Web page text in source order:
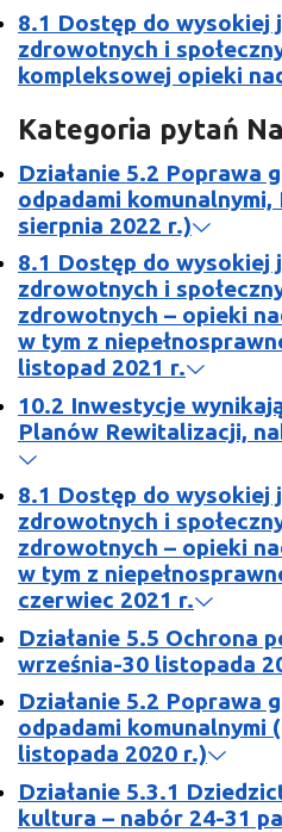
8.1 Dostęp do wysokiej
zdrowotnych i
kompleksowej opieki
Kategoria pytań
Działanie 5.2 Poprawa
odpadami komunalnymi,
sierpnia 2022 r.)
8.1 Dostęp do wysokiej
zdrowotnych i
zdrowotnych – opieki
w tym z
listopad 2021 r.
10.2 Inwestycje
Planów Rewitalizacji,
8.1 Dostęp do wysokiej
zdrowotnych i
zdrowotnych – opieki
w tym z
czerwiec 2021 r.
Działanie 5.5 Ochrona
września-30 listopada
Działanie 5.2 Poprawa
odpadami komunalnymi
listopada 2020 r.)
Działanie 5.3.1
kultura – nabór 24-31